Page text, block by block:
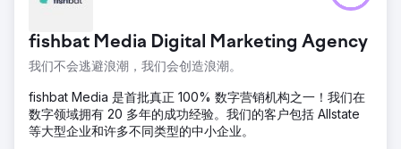
fishbat Media Digital Marketing Agency
我们不会逃避浪潮，我们会创造浪潮。
fishbat Media 是首批真正 100% 数字营销机构之一！我们在
数字领域拥有 20 多年的成功经验。我们的客户包括 Allstate
等大型企业和许多不同类型的中小企业。